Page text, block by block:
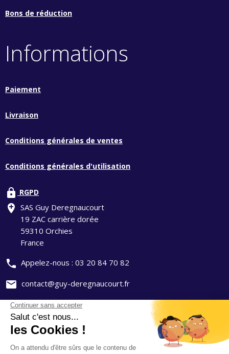
Bons de réduction
Informations
Paiement
Livraison
Conditions générales de ventes
Conditions générales d'utilisation
lock RGPD
add_location SAS Guy Deregnaucourt
19 ZAC carrière dorée
59310 Orchies
France
phone Appelez-nous : 03 20 84 70 82
mail contact@guy-deregnaucourt.fr
Politique de confidentialité